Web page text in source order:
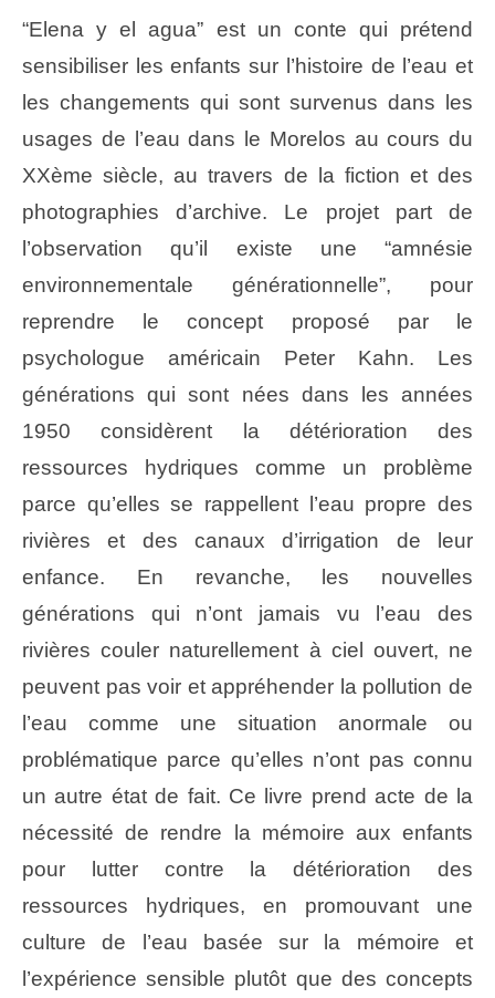
“Elena y el agua” est un conte qui prétend
sensibiliser les enfants sur l’histoire de l’eau et
les changements qui sont survenus dans les
usages de l’eau dans le Morelos au cours du
XXème siècle, au travers de la fiction et des
photographies d’archive. Le projet part de
l’observation qu’il existe une “amnésie
environnementale générationnelle”, pour
reprendre le concept proposé par le
psychologue américain Peter Kahn. Les
générations qui sont nées dans les années
1950 considèrent la détérioration des
ressources hydriques comme un problème
parce qu’elles se rappellent l’eau propre des
rivières et des canaux d’irrigation de leur
enfance. En revanche, les nouvelles
générations qui n’ont jamais vu l’eau des
rivières couler naturellement à ciel ouvert, ne
peuvent pas voir et appréhender la pollution de
l’eau comme une situation anormale ou
problématique parce qu’elles n’ont pas connu
un autre état de fait. Ce livre prend acte de la
nécessité de rendre la mémoire aux enfants
pour lutter contre la détérioration des
ressources hydriques, en promouvant une
culture de l’eau basée sur la mémoire et
l’expérience sensible plutôt que des concepts